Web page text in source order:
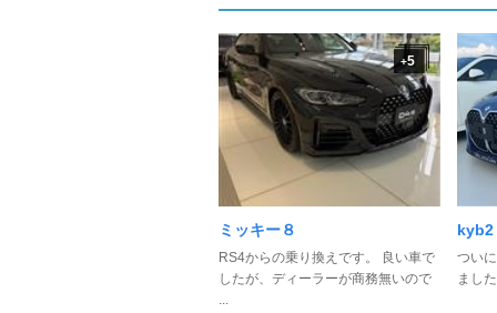
+5
ミッキー８
RS4からの乗り換えです。 良い車で
したが、ディーラーが商務無いので
...
kyb2
つい
まし